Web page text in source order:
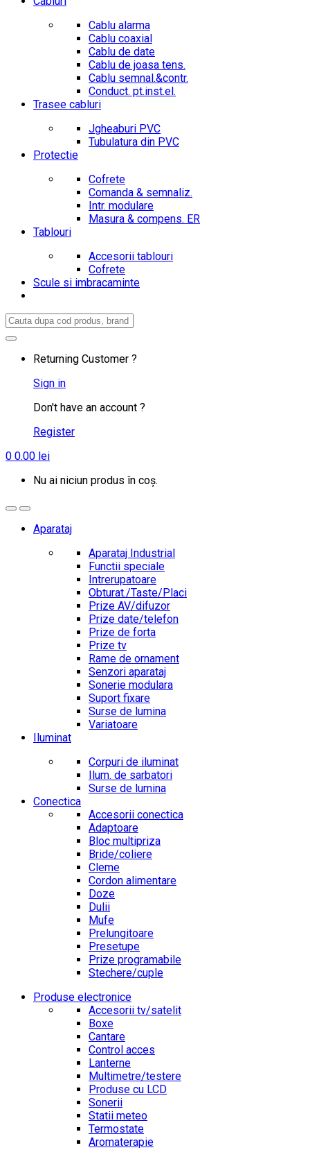
Cablu alarma
Cablu coaxial
Cablu de date
Cablu de joasa tens.
Cablu semnal.&contr.
Conduct. pt.inst.el.
Trasee cabluri
Jgheaburi PVC
Tubulatura din PVC
Protectie
Cofrete
Comanda & semnaliz.
Intr. modulare
Masura & compens. ER
Tablouri
Accesorii tablouri
Cofrete
Scule si imbracaminte
Search
Returning Customer ?
Sign in
Don't have an account ?
Register
0 0.00 lei
Nu ai niciun produs în coș.
Aparataj
Aparataj Industrial
Functii speciale
Intrerupatoare
Obturat./Taste/Placi
Prize AV/difuzor
Prize date/telefon
Prize de forta
Prize tv
Rame de ornament
Senzori aparataj
Sonerie modulara
Suport fixare
Surse de lumina
Variatoare
Iluminat
Corpuri de iluminat
Ilum. de sarbatori
Surse de lumina
Conectica
Accesorii conectica
Adaptoare
Bloc multipriza
Bride/coliere
Cleme
Cordon alimentare
Doze
Dulii
Mufe
Prelungitoare
Presetupe
Prize programabile
Stechere/cuple
Produse electronice
Accesorii tv/satelit
Boxe
Cantare
Control acces
Lanterne
Multimetre/testere
Produse cu LCD
Sonerii
Statii meteo
Termostate
Aromaterapie